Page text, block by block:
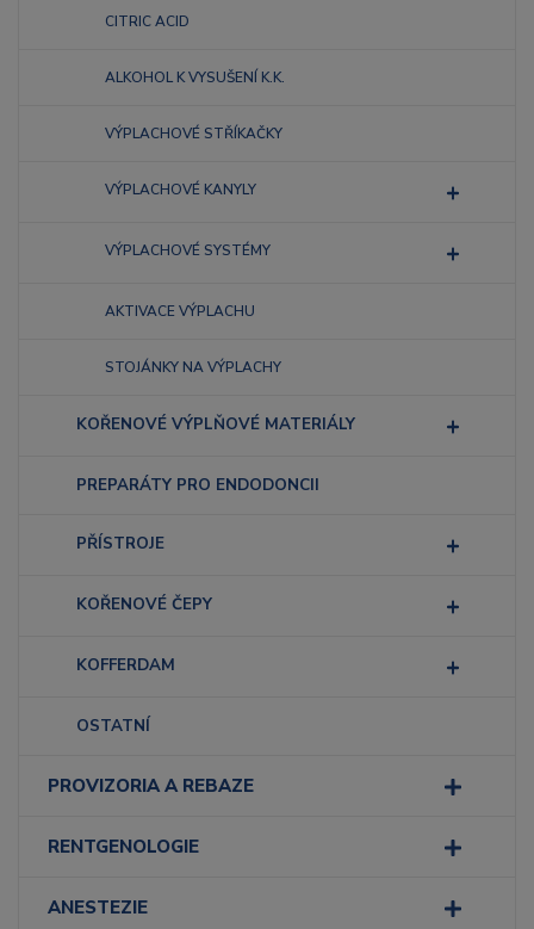
CITRIC ACID
ALKOHOL K VYSUŠENÍ K.K.
VÝPLACHOVÉ STŘÍKAČKY
VÝPLACHOVÉ KANYLY
VÝPLACHOVÉ SYSTÉMY
AKTIVACE VÝPLACHU
STOJÁNKY NA VÝPLACHY
KOŘENOVÉ VÝPLŇOVÉ MATERIÁLY
PREPARÁTY PRO ENDODONCII
PŘÍSTROJE
KOŘENOVÉ ČEPY
KOFFERDAM
OSTATNÍ
PROVIZORIA A REBAZE
RENTGENOLOGIE
ANESTEZIE